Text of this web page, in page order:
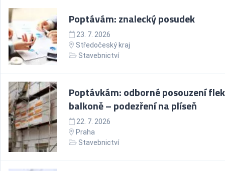
Poptávám: znalecký posudek
23. 7. 2026
Středočeský kraj
Stavebnictví
Poptávkám: odborné posouzení
balkoně – podezření na plíseň
22. 7. 2026
Praha
Stavebnictví